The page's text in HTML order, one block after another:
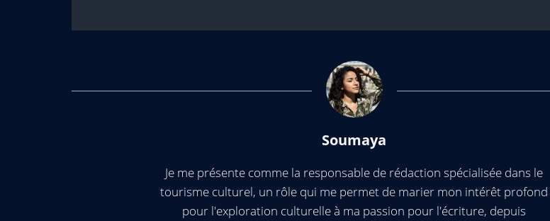
Soumaya
Je me présente comme la responsable de rédaction spécialisée dans le
tourisme culturel, un rôle qui me permet de marier mon intérêt profond
pour l'exploration culturelle à ma passion pour l'écriture, depuis